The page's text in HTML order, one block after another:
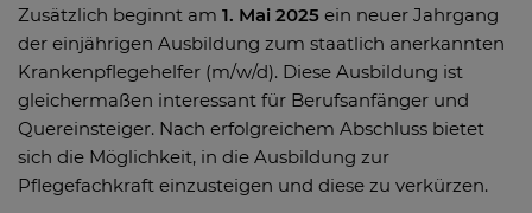
Zusätzlich beginnt am 1. Mai 2025 ein neuer Jahrgang
der einjährigen Ausbildung zum staatlich anerkannten
Krankenpflegehelfer (m/w/d). Diese Ausbildung ist
gleichermaßen interessant für Berufsanfänger und
Quereinsteiger. Nach erfolgreichem Abschluss bietet
sich die Möglichkeit, in die Ausbildung zur
Pflegefachkraft einzusteigen und diese zu verkürzen.